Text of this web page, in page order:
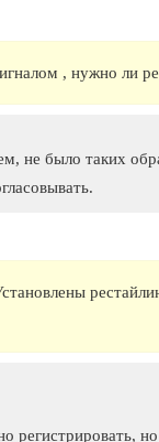
, нужно ли
не было таких
регистрировать,